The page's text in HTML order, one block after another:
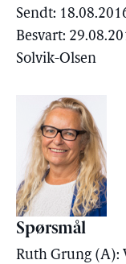
Sendt:
Besvart:
Solvik-Olsen
Spørsmål
Ruth Grung (A):